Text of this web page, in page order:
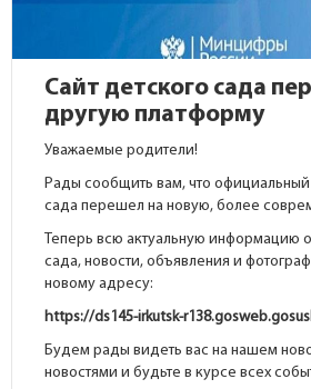
Сайт детского сада
другую платформу
Уважаемые родители!
Рады сообщить вам, что официальный
сада перешел на новую, более
Теперь всю актуальную информацию
сада, новости, объявления и
новому адресу:
https://ds145-irkutsk-
Будем рады видеть вас на нашем
новостями и будьте в курсе всех